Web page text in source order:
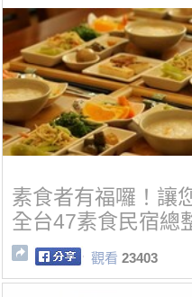
素食者有福囉！讓
全台47素食民宿總
觀看 23403